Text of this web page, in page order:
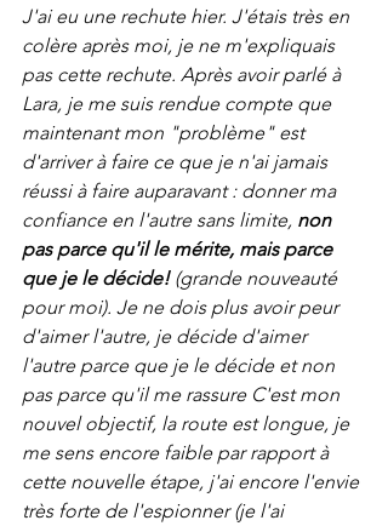
J'ai eu une rechute hier. J'étais très en
colère après moi, je ne m'expliquais
pas cette rechute. Après avoir parlé à
Lara, je me suis rendue compte que
maintenant mon "problème" est
d'arriver à faire ce que je n'ai jamais
réussi à faire auparavant : donner ma
confiance en l'autre sans limite, non
pas parce qu'il le mérite, mais parce
que je le décide! (grande nouveauté
pour moi). Je ne dois plus avoir peur
d'aimer l'autre, je décide d'aimer
l'autre parce que je le décide et non
pas parce qu'il me rassure C'est mon
nouvel objectif, la route est longue, je
me sens encore faible par rapport à
cette nouvelle étape, j'ai encore l'envie
très forte de l'espionner (je l'ai